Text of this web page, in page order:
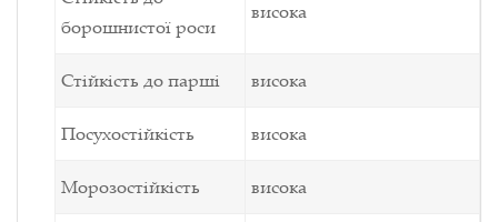
борошнистої роси
висока
Стійкість до парші висока
Посухостійкість висока
Морозостійкість висока